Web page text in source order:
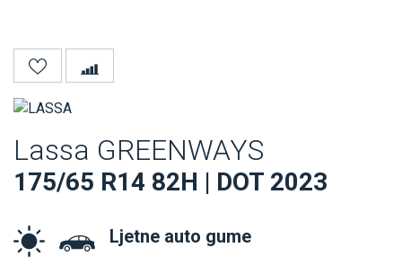
Lassa GREENWAYS
175/65 R14 82H | DOT 2023
Ljetne auto gume